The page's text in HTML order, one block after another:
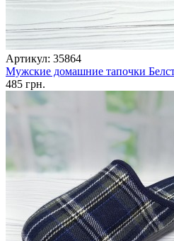
Артикул: 35864
Мужские домашние тапочки
485 грн.